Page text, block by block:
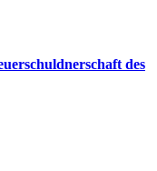
des